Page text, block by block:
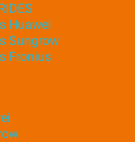
Huawei
Sungrow
Fronius